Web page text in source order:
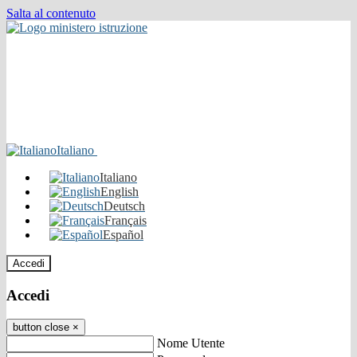
Salta al contenuto
Italiano
Italiano
English
Deutsch
Français
Español
Accedi
Accedi
button close ×
Nome Utente